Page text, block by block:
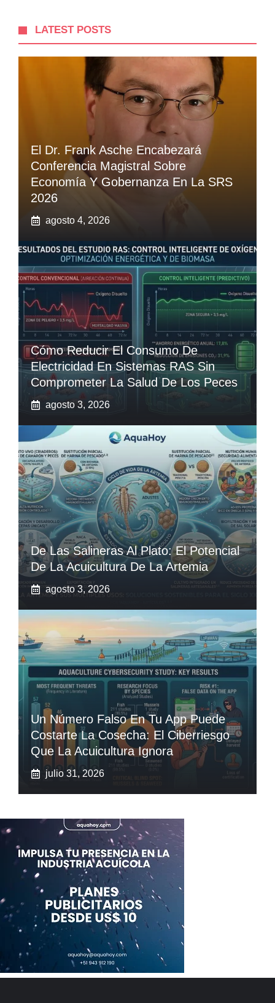
LATEST POSTS
El Dr. Frank Asche Encabezará
Conferencia Magistral Sobre
Economía Y Gobernanza En La SRS
2026
agosto 4, 2026
Cómo Reducir El Consumo De
Electricidad En Sistemas RAS Sin
Comprometer La Salud De Los Peces
agosto 3, 2026
De Las Salineras Al Plato: El Potencial
De La Acuicultura De La Artemia
agosto 3, 2026
Un Número Falso En Tu App Puede
Costarte La Cosecha: El Ciberriesgo
Que La Acuicultura Ignora
julio 31, 2026